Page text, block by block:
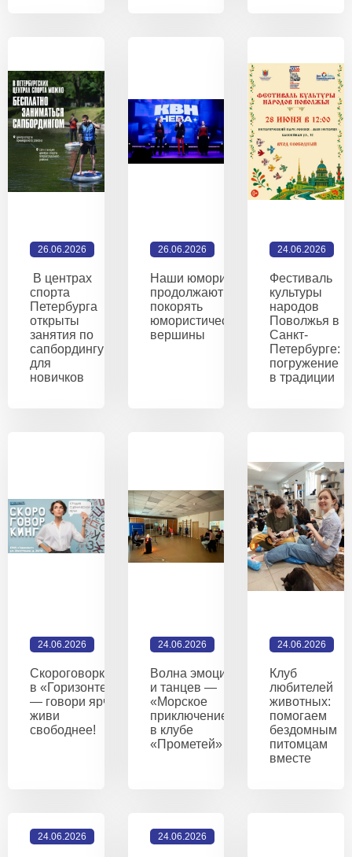
В центрах
спорта
Петербурга
открыты
занятия по
сапбордингу
для
новичков
26.06.2026
Наши юмористы
продолжают
покорять
юмористические
вершины
26.06.2026
Фестиваль
культуры
народов
Поволжья в
Санкт-
Петербурге:
погружение
в традиции
24.06.2026
Скороговоркинг
в «Горизонте»
— говори ярче,
живи
свободнее!
24.06.2026
Волна эмоций
и танцев —
«Морское
приключение»
в клубе
«Прометей»
24.06.2026
Клуб
любителей
животных:
помогаем
бездомным
питомцам
вместе
24.06.2026
24.06.2026 24.06.2026